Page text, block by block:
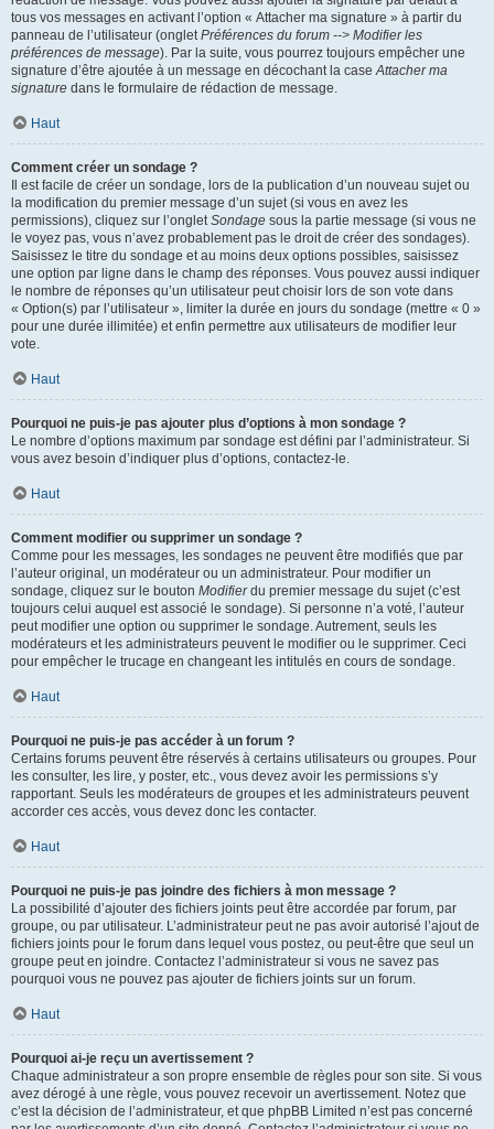
tous vos messages en activant l’option « Attacher ma signature » à partir du
panneau de l’utilisateur (ongletPréférences du forum --> Modifier les
préférences de message). Par la suite, vous pourrez toujours empêcher une
signature d’être ajoutée à un message en décochant la caseAttacher ma
signature dans le formulaire de rédaction de message.
Haut
Comment créer un sondage ?
Il est facile de créer un sondage, lors de la publication d’un nouveau sujet ou
la modification du premier message d’un sujet (si vous en avez les
permissions), cliquez sur l’ongletSondage sous la partie message (si vous ne
le voyez pas, vous n’avez probablement pas le droit de créer des sondages).
Saisissez le titre du sondage et au moins deux options possibles, saisissez
une option par ligne dans le champ des réponses. Vous pouvez aussi indiquer
le nombre de réponses qu’un utilisateur peut choisir lors de son vote dans
« Option(s) par l’utilisateur », limiter la durée en jours du sondage (mettre « 0 »
pour une durée illimitée) et enfin permettre aux utilisateurs de modifier leur
vote.
Haut
Pourquoi ne puis-je pas ajouter plus d’options à mon sondage ?
Le nombre d’options maximum par sondage est défini par l’administrateur. Si
vous avez besoin d’indiquer plus d’options, contactez-le.
Haut
Comment modifier ou supprimer un sondage ?
Comme pour les messages, les sondages ne peuvent être modifiés que par
l’auteur original, un modérateur ou un administrateur. Pour modifier un
sondage, cliquez sur le bouton Modifierdu premier message du sujet (c’est
toujours celui auquel est associé le sondage). Si personne n’a voté, l’auteur
peut modifier une option ou supprimer le sondage. Autrement, seuls les
modérateurs et les administrateurs peuvent le modifier ou le supprimer. Ceci
pour empêcher le trucage en changeant les intitulés en cours de sondage.
Haut
Pourquoi ne puis-je pas accéder à un forum ?
Certains forums peuvent être réservés à certains utilisateurs ou groupes. Pour
les consulter, les lire, y poster, etc., vous devez avoir les permissions s’y
rapportant. Seuls les modérateurs de groupes et les administrateurs peuvent
accorder ces accès, vous devez donc les contacter.
Haut
Pourquoi ne puis-je pas joindre des fichiers à mon message ?
La possibilité d’ajouter des fichiers joints peut être accordée par forum, par
groupe, ou par utilisateur. L’administrateur peut ne pas avoir autorisé l’ajout de
fichiers joints pour le forum dans lequel vous postez, ou peut-être que seul un
groupe peut en joindre. Contactez l’administrateur si vous ne savez pas
pourquoi vous ne pouvez pas ajouter de fichiers joints sur un forum.
Haut
Pourquoi ai-je reçu un avertissement ?
Chaque administrateur a son propre ensemble de règles pour son site. Si vous
avez dérogé à une règle, vous pouvez recevoir un avertissement. Notez que
c’est la décision de l’administrateur, et que phpBB Limited n’est pas concerné